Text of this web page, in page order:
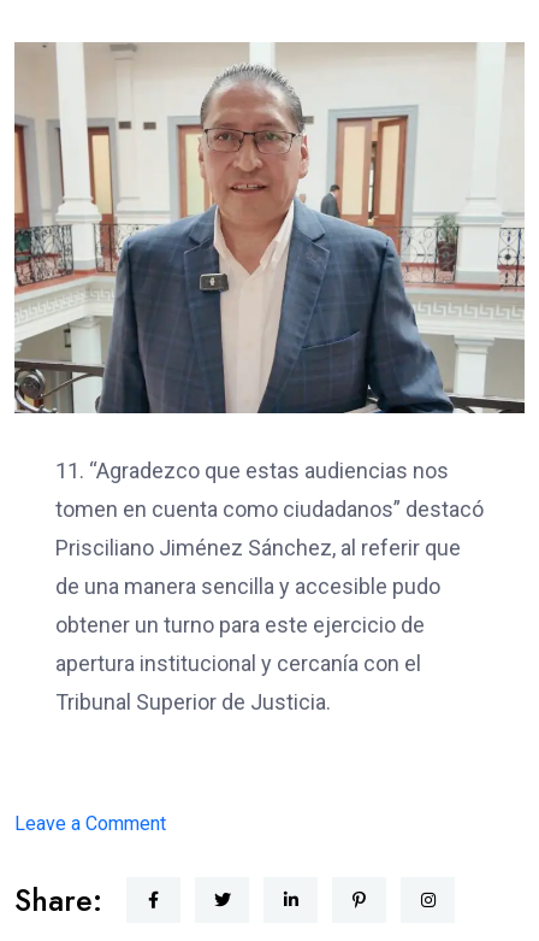
11. “Agradezco que estas audiencias nos
tomen en cuenta como ciudadanos” destacó
Prisciliano Jiménez Sánchez, al referir que
de una manera sencilla y accesible pudo
obtener un turno para este ejercicio de
apertura institucional y cercanía con el
Tribunal Superior de Justicia.
Leave a Commenton
CERCANA
Share: